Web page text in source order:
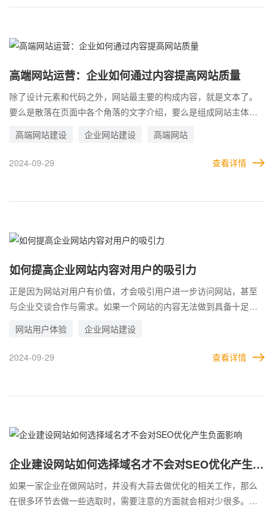
的普及，互联网群体越来越庞大，越来越多企业开始出来抢占商
高端网站运营：企业如何通过内容提高网站质量
除了设计元素和代码之外，网站最主要的构成内容，就是文本了。
要么是散落在页面中各个角落的文字介绍，要么是组成网站主体内
采用别人的内容，把竞争对手与同行的内容拿过来复制粘贴，行业
内叫做采集。这种通常适用于网站内容数量庞大的网站。虽然看上
的，还在于内容自身。尤其是一些特殊行业，每一个企业都存在不
高端网站建设 企业网站建设 高端网站
2024-09-29 查看详情
如何提高企业网站内容对用户的吸引力
正是因为网站对用户有价值，才会吸引用户进一步访问网站，甚至
与企业交谈合作与需求。如果一个网站的内容无法做到具备十足的
值。 一说到网站对用户的吸引力，首先想到的就是网站的设计。这
是触发用户视觉神经最明显的元素。设计的水平在线，才是打开用
产生影响。设计无论怎么说，是一种虚无的表现形式，而内容是实
网站用户体验 企业网站建设
2024-09-29 查看详情
企业建设网站如何选择域名才不会对SEO优化产生负
面影响
如果一家企业在做网站时，并没有大蒜去做优化的相关工作，那么
在很多环节去做一些选取时，需要注意的方面就会相对少很多。而